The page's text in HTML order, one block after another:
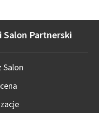
Salon Partnerski
Salon